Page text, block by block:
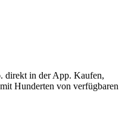
direkt in der App. Kaufen,
Hunderten von verfügbaren